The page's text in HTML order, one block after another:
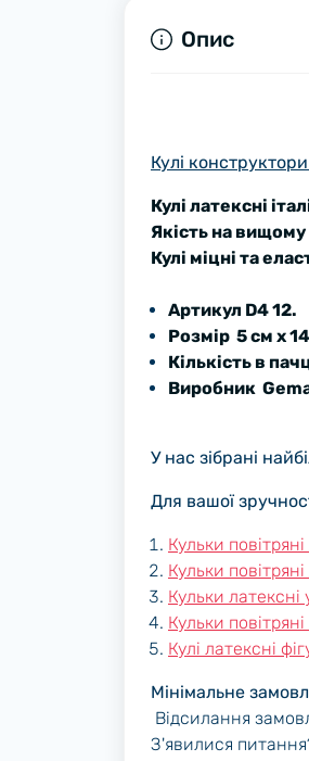
Опис
Кулі
Кулі латексні
Якість на вищому
Кулі міцні та
Артикул D4 12.
Розмір 5 см х
Кількість в
Виробник
У нас зібрані
Для вашої
Кульки
Кульки
Кульки
Кульки
Кулі латексні
Мінімальне
Відсилання
З'явилися